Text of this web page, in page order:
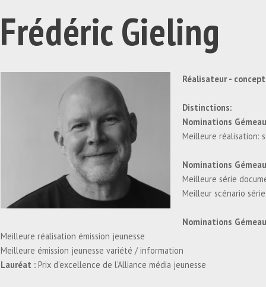
Frédéric Gieling
Réalisateur -
Distinctions:
Nominations
Meilleure réalisation:
Nominations
Meilleure série
Meilleur scénario
Nominations
Meilleure réalisation émission jeunesse
Meilleure émission jeunesse variété / information
Lauréat : Prix d’excellence de l’Alliance média jeunesse